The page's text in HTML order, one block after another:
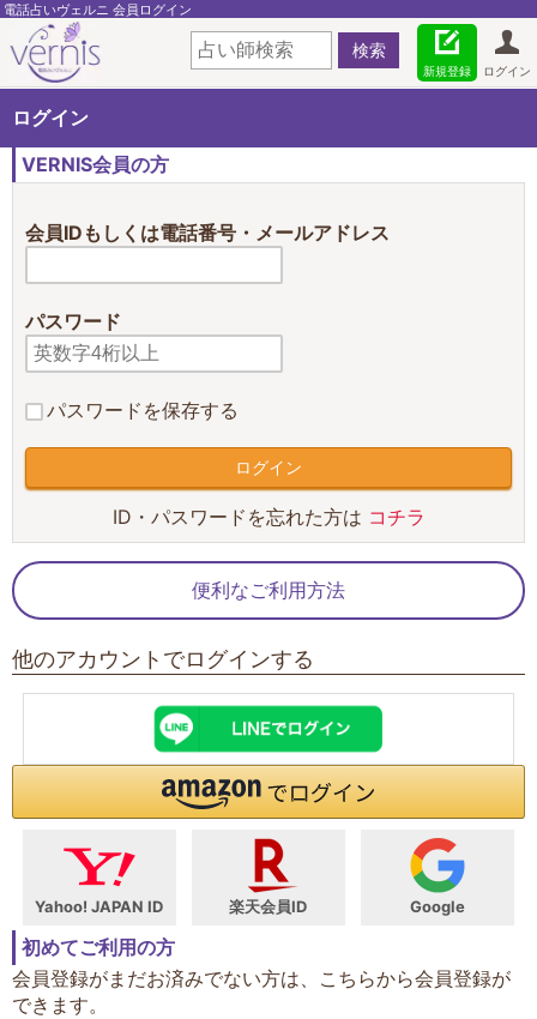
電話占いヴェルニ 会員ログイン
ログイン
新規登録
ログイン
VERNIS会員の方
会員IDもしくは電話番号・メールアドレス
パスワード
パスワードを保存する
ID・パスワードを忘れた方は コチラ
便利なご利用方法
他のアカウントでログインする
Yahoo! JAPAN ID 楽天会員ID Google
初めてご利用の方
会員登録がまだお済みでない方は、こちらから会員登録が
できます。